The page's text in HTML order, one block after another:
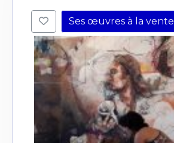
Ses œuvres à la vente